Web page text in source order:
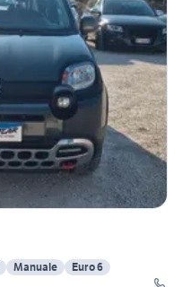
Manuale
Euro 6